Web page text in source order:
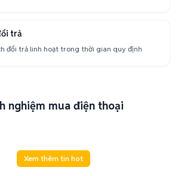
trả
đổi trả linh hoạt trong thời gian quy định
nghiệm mua điện thoại
Xem thêm tin hot